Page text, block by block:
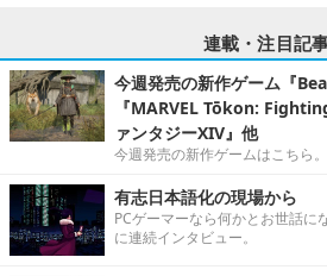
連載・注目記
今週発売の新作ゲーム『
『MARVEL Tōkon:
ァンタジーXIV』他
今週発売の新作ゲームはこちら。
有志日本語化の現場から
PCゲーマーなら何かとお世話に
に連続インタビュー。